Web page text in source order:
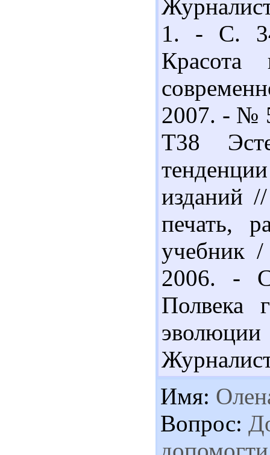
1. - С.
2007. - №
Т38
изданий
печать,
учебник
2006. -
Полвека
Имя:
Вопрос: